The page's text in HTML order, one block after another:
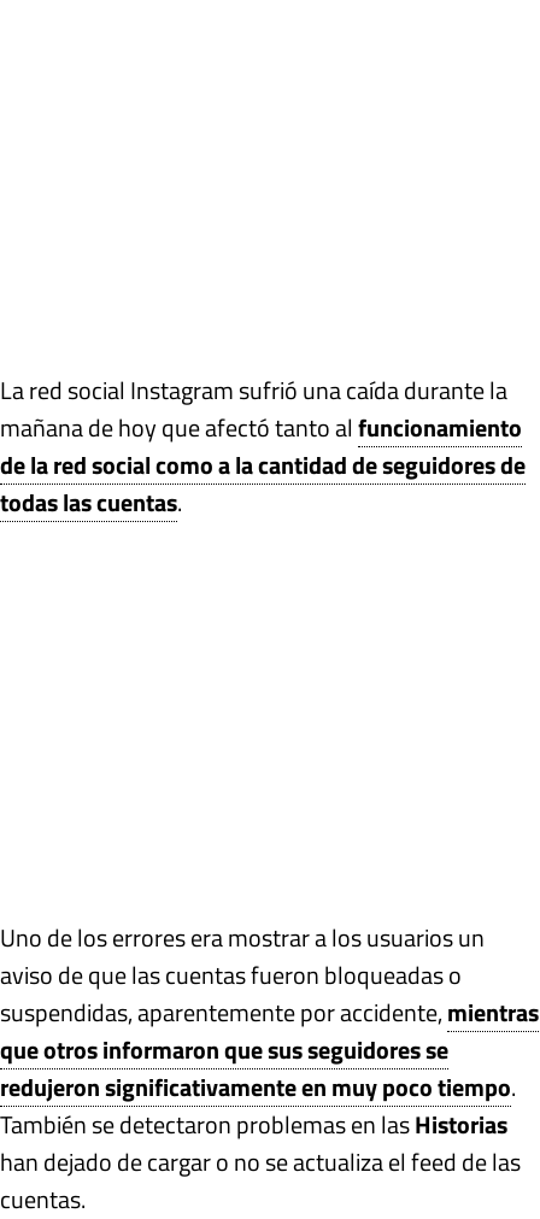
La red social Instagram sufrió una caída durante la
mañana de hoy que afectó tanto alfuncionamiento
de la red social como a la cantidad de seguidores de
todas las cuentas.
Uno de los errores era mostrar a los usuarios un
aviso de que las cuentas fueron bloqueadas o
suspendidas, aparentemente por accidente,mientras
que otros informaron que sus seguidores se
redujeron significativamente en muy poco tiempo.
También se detectaron problemas en lasHistorias
han dejado de cargar o no se actualiza el feed de las
cuentas.